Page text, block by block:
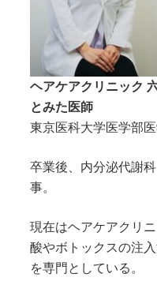
ヘアケアクリニック
とみた医師
東京医科大学医学部
卒業後、内分泌代謝
事。
現在はヘアケアクリ
酸やボトックスの注
を専門としている。